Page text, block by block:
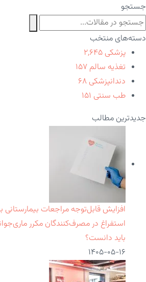
جستجو
دسته‌های منتخب
پزشکی ۲,۶۴۵
تغذیه سالم ۱۵۷
دندانپزشکی ۶۸
طب سنتی ۱۵۱
جدیدترین مطالب
افزایش قابل‌توجه مراجعات بیمارستانی
استفراغ در مصرف‌کنندگان مکرر
باید دانست؟
۱۴۰۵-۰۵-۱۶